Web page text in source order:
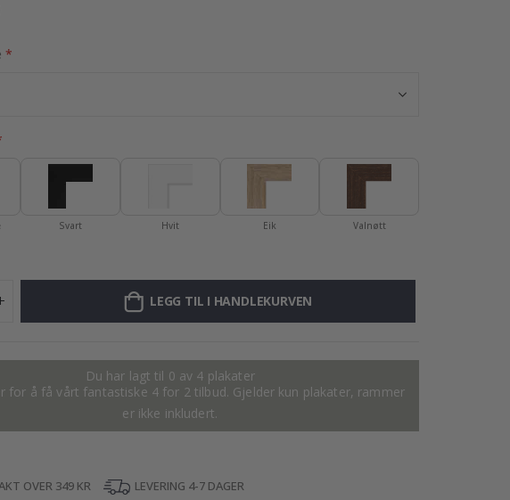
Svart Hvit Eik Valnøtt
LEGG TIL I HANDLEKURVEN
Du har lagt til 0 av 4 plakater
for å få vårt fantastiske 4 for 2 tilbud. Gjelder kun plakater, rammer
er ikke inkludert.
OVER 349 KR
LEVERING 4-7 DAGER